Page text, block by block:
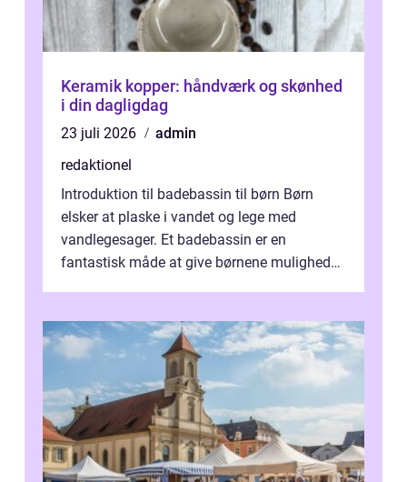
Keramik kopper: håndværk og skønhed
i din dagligdag
23 juli 2026
admin
redaktionel
Introduktion til badebassin til børn Børn
elsker at plaske i vandet og lege med
vandlegesager. Et badebassin er en
fantastisk måde at give børnene mulighed